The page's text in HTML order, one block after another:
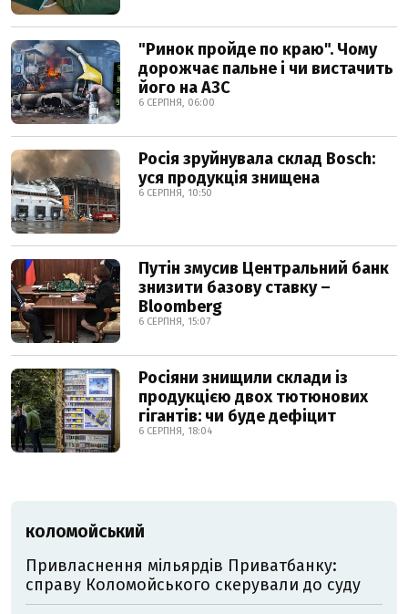
"Ринок пройде по краю". Чому
дорожчає пальне і чи вистачить
його на АЗС
6 СЕРПНЯ, 06:00
Росія зруйнувала склад Bosch:
уся продукція знищена
6 СЕРПНЯ, 10:50
Путін змусив Центральний банк
знизити базову ставку –
Bloomberg
6 СЕРПНЯ, 15:07
Росіяни знищили склади із
продукцією двох тютюнових
гігантів: чи буде дефіцит
6 СЕРПНЯ, 18:04
КОЛОМОЙСЬКИЙ
Привласнення мільярдів Приватбанку:
справу Коломойського скерували до суду